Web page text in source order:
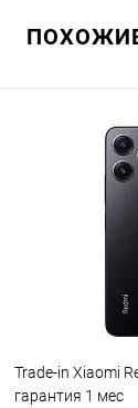
Trade-in Xiaomi
гарантия 1 мес